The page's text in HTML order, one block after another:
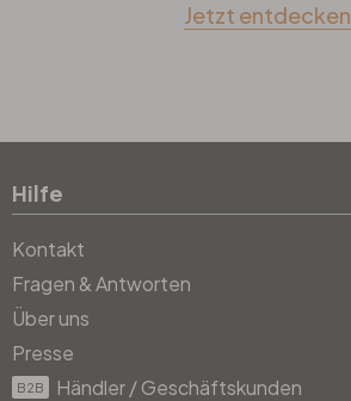
Jetzt entdecken
Hilfe
Kontakt
Fragen & Antworten
Über uns
Presse
B2B Händler / Geschäftskunden